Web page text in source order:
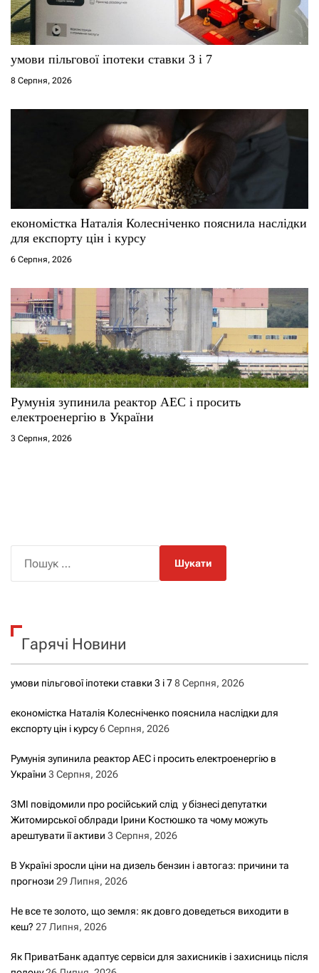
умови пільгової іпотеки ставки 3 і 7
8 Серпня, 2026
економістка Наталія Колесніченко пояснила наслідки
для експорту цін і курсу
6 Серпня, 2026
Румунія зупинила реактор АЕС і просить
електроенергію в України
3 Серпня, 2026
к
Гарячі Новини
умови пільгової іпотеки ставки 3 і 78 Серпня, 2026
економістка Наталія Колесніченко пояснила наслідки для
експорту цін і курсу6 Серпня, 2026
Румунія зупинила реактор АЕС і просить електроенергію в
України 3 Серпня, 2026
ЗМІ повідомили про російський слід у бізнесі депутатки
Житомирської облради Ірини Костюшко та чому можуть
арештувати її активи 3 Серпня, 2026
В Україні зросли ціни на дизель бензин і автогаз: причини та
прогнози 29 Липня, 2026
Не все те золото, що земля: як довго доведеться виходити в
кеш? 27 Липня, 2026
Як ПриватБанк адаптує сервіси для захисників і захисниць після